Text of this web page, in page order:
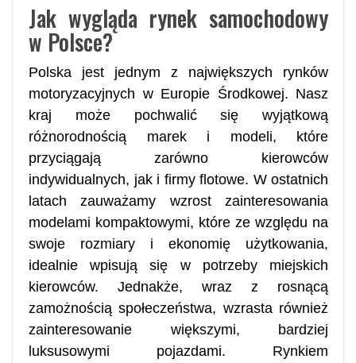
Jak wygląda rynek samochodowy
w Polsce?
Polska jest jednym z największych rynków
motoryzacyjnych w Europie Środkowej. Nasz
kraj może pochwalić się wyjątkową
różnorodnością marek i modeli, które
przyciągają zarówno kierowców
indywidualnych, jak i firmy flotowe. W ostatnich
latach zauważamy wzrost zainteresowania
modelami kompaktowymi, które ze względu na
swoje rozmiary i ekonomię użytkowania,
idealnie wpisują się w potrzeby miejskich
kierowców. Jednakże, wraz z rosnącą
zamożnością społeczeństwa, wzrasta również
zainteresowanie większymi, bardziej
luksusowymi pojazdami. Rynkiem